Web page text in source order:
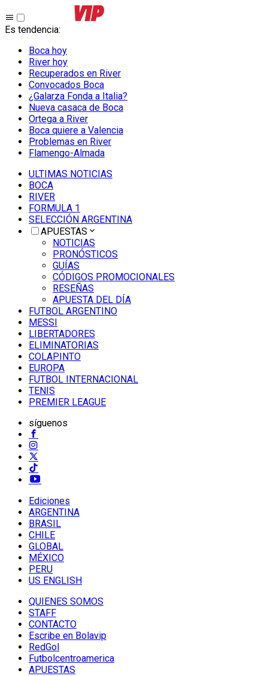
Es tendencia:
Boca hoy
River hoy
Recuperados en River
Convocados Boca
¿Galarza Fonda a Italia?
Nueva casaca de Boca
Ortega a River
Boca quiere a Valencia
Problemas en River
Flamengo-Almada
ULTIMAS NOTICIAS
BOCA
RIVER
FORMULA 1
SELECCIÓN ARGENTINA
APUESTAS
NOTICIAS
PRONÓSTICOS
GUÍAS
CÓDIGOS PROMOCIONALES
RESEÑAS
APUESTA DEL DÍA
FUTBOL ARGENTINO
MESSI
LIBERTADORES
ELIMINATORIAS
COLAPINTO
EUROPA
FUTBOL INTERNACIONAL
TENIS
PREMIER LEAGUE
síguenos
Ediciones
ARGENTINA
BRASIL
CHILE
GLOBAL
MÉXICO
PERU
US ENGLISH
QUIENES SOMOS
STAFF
CONTACTO
Escribe en Bolavip
RedGol
Futbolcentroamerica
APUESTAS